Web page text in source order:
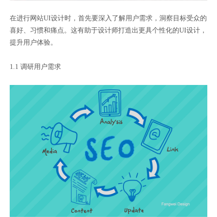
在进行网站UI设计时，首先要深入了解用户需求，洞察目标受众的
喜好、习惯和痛点。这有助于设计师打造出更具个性化的UI设计，
提升用户体验。
1.1 调研用户需求